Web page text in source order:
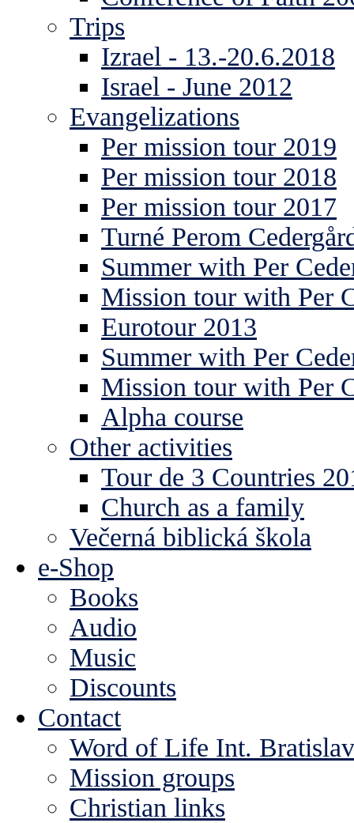
Trips
Izrael - 13.-20.6.2018
Israel - June 2012
Evangelizations
Per mission tour 2019
Per mission tour 2018
Per mission tour 2017
Turné Perom
Summer with Per
Mission tour with Per
Eurotour 2013
Summer with Per
Mission tour with Per
Alpha course
Other activities
Tour de 3 Countries
Church as a family
Večerná biblická škola
e-Shop
Books
Audio
Music
Discounts
Contact
Word of Life Int.
Mission groups
Christian links